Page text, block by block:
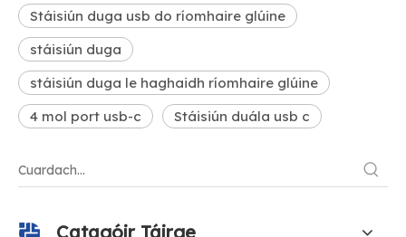
Stáisiún duga usb do ríomhaire glúine
stáisiún duga
stáisiún duga le haghaidh ríomhaire glúine
4 mol port usb-c
Stáisiún duála usb c
Catagóir Táirge